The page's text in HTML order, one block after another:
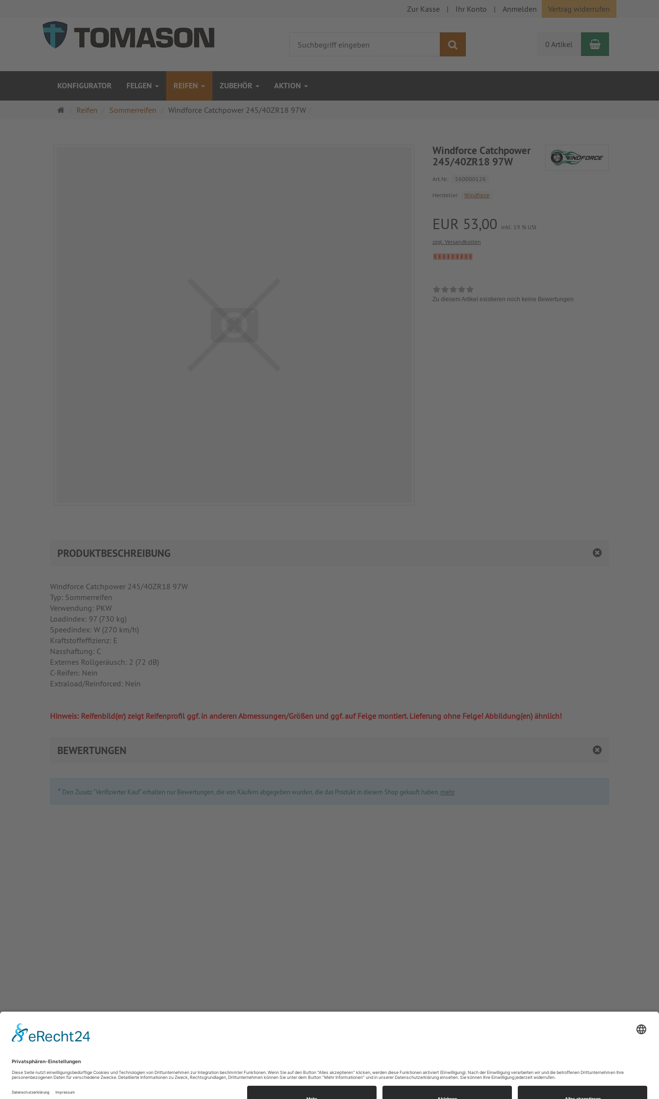
Vertrag widerrufen
Zur Kasse Ihr Konto Anmelden
0 Artikel Warenkorb
KONFIGURATOR FELGEN REIFEN ZUBEHÖR AKTION
Startseite
Reifen Sommerreifen Windforce Catchpower 245/40ZR18 97W
Windforce Catchpower
245/40ZR18 97W
Art.Nr.: 560000126
Hersteller: Windforce
EUR 53,00
inkl. 19 % USt
zzgl. Versandkosten
Zu diesem Artikel existieren noch keine Bewertungen
PRODUKTBESCHREIBUNG
Windforce Catchpower 245/40ZR18 97W
Typ: Sommerreifen
Verwendung: PKW
Loadindex: 97 (730 kg)
Speedindex: W (270 km/h)
Kraftstoffeffizienz: E
Nasshaftung: C
Externes Rollgeräusch: 2 (72 dB)
C-Reifen: Nein
Extraload/Reinforced: Nein
Hinweis: Reifenbild(er) zeigt Reifenprofil ggf. in anderen Abmessungen/Größen und ggf. auf Felge montiert. Lieferung ohne Felge! Abbildung(en) ähnlich!
BEWERTUNGEN
* Den Zusatz “Verifizierter Kauf” erhalten nur Bewertungen, die von Käufern abgegeben wurden, die das Produkt in diesem Shop gekauft haben. mehr